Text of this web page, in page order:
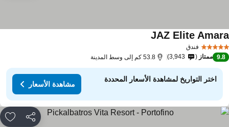
فندق
JAZ Elite
9.8 ممتاز 3,943 53.8 كم إلى وسط المدينة
اختر التواريخ لمشاهدة الأسعار المحددة
مشاهدة الأسعار
مشاركة